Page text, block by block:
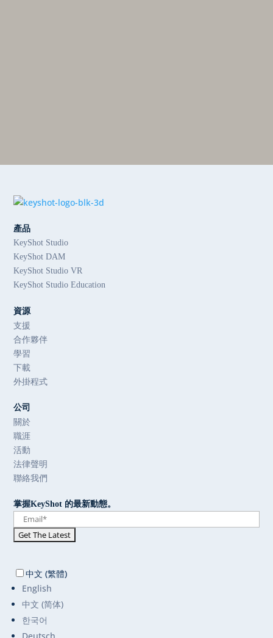
產品
KeyShot Studio
KeyShot DAM
KeyShot Studio VR
KeyShot Studio Education
資源
支援
合作夥伴
學習
下載
外掛程式
公司
關於
職涯
活動
法律聲明
聯絡我們
掌握KeyShot 的最新動態。
中文 (繁體)
English
中文 (简体)
한국어